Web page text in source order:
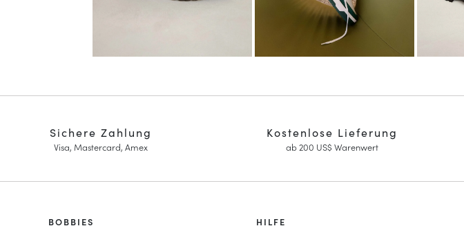
Kostenlose Lieferung
ab 200 US$ Warenwert
Sichere Zahlung
Visa, Mastercard, Amex
HOMME
FEMME
BOBBIES HILFE